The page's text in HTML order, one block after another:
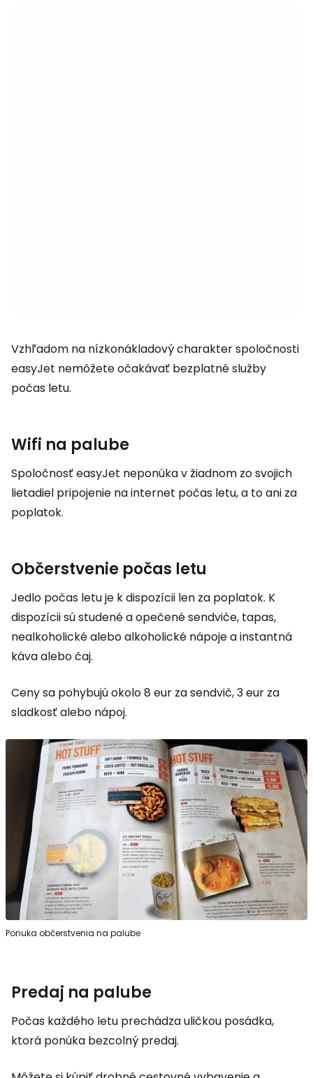
Vzhľadom na nízkonákladový charakter spoločnosti
easyJet nemôžete očakávať bezplatné služby
počas letu.
Wifi na palube
Spoločnosť easyJet neponúka v žiadnom zo svojich
lietadiel pripojenie na internet počas letu, a to ani za
poplatok.
Občerstvenie počas letu
Jedlo počas letu je k dispozícii len za poplatok. K
dispozícii sú studené a opečené sendviče, tapas,
nealkoholické alebo alkoholické nápoje a instantná
káva alebo čaj.
Ceny sa pohybujú okolo 8 eur za sendvič, 3 eur za
sladkosť alebo nápoj.
Ponuka občerstvenia na palube
Predaj na palube
Počas každého letu prechádza uličkou posádka,
ktorá ponúka bezcolný predaj.